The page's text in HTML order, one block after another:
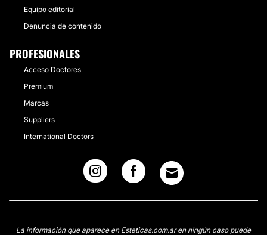
Equipo editorial
Denuncia de contenido
PROFESIONALES
Acceso Doctores
Premium
Marcas
Suppliers
International Doctors
La información que aparece en Esteticas.com.ar en ningún caso puede